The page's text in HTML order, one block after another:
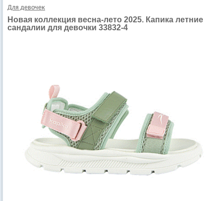
Для девочек
Новая коллекция весна-лето 2025. Капика летние
сандалии для девочки 33832-4